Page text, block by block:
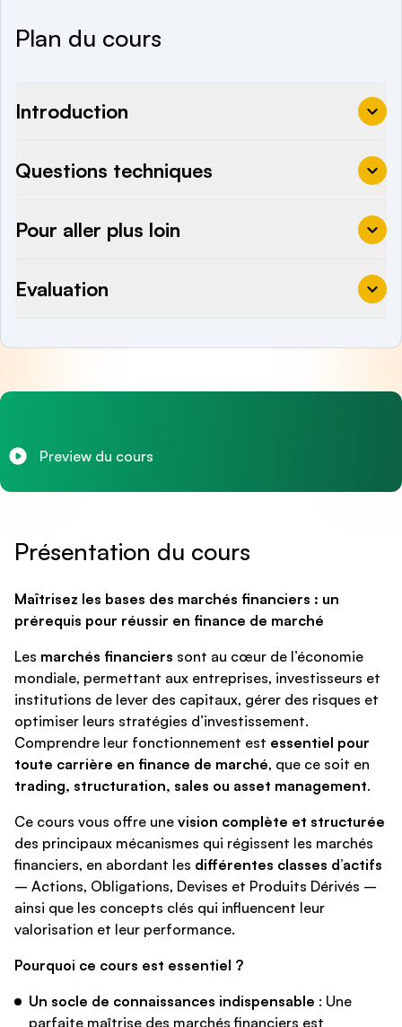
Preview du cours
Plan du cours
Introduction
Questions techniques
Pour aller plus loin
Evaluation
Présentation du cours
Maîtrisez les bases des marchés financiers : un
prérequis pour réussir en finance de marché
Les marchés financiers sont au cœur de l’économie
mondiale, permettant aux entreprises, investisseurs et
institutions de lever des capitaux, gérer des risques et
optimiser leurs stratégies d’investissement.
Comprendre leur fonctionnement est essentiel pour
toute carrière en finance de marché, que ce soit en
trading, structuration, sales ou asset management.
Ce cours vous offre une vision complète et structurée
des principaux mécanismes qui régissent les marchés
financiers, en abordant les différentes classes d’actifs
– Actions, Obligations, Devises et Produits Dérivés –
ainsi que les concepts clés qui influencent leur
valorisation et leur performance.
Pourquoi ce cours est essentiel ?
Un socle de connaissances indispensable : Une
parfaite maîtrise des marchés financiers est